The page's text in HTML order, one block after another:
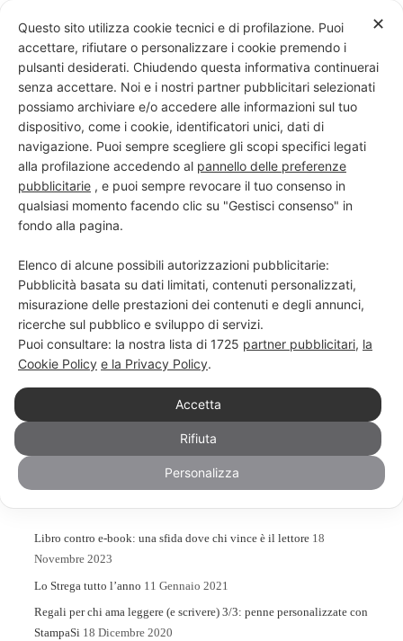
content
PROGETTO NERO SU BIANCO
Scuola di scrittura e creatività
Search
Libro contro e-book: una sfida dove chi vince è il lettore 18
Novembre 2023
Lo Strega tutto l’anno 11 Gennaio 2021
Regali per chi ama leggere (e scrivere) 3/3: penne personalizzate con
StampaSi 18 Dicembre 2020
✕
Questo sito utilizza cookie tecnici e di profilazione. Puoi
accettare, rifiutare o personalizzare i cookie premendo i
pulsanti desiderati. Chiudendo questa informativa continuerai
senza accettare. Noi e i nostri partner pubblicitari selezionati
possiamo archiviare e/o accedere alle informazioni sul tuo
dispositivo, come i cookie, identificatori unici, dati di
navigazione. Puoi sempre scegliere gli scopi specifici legati
alla profilazione accedendo al pannello delle preferenze
pubblicitarie , e puoi sempre revocare il tuo consenso in
qualsiasi momento facendo clic su "Gestisci consenso" in
fondo alla pagina.
Elenco di alcune possibili autorizzazioni pubblicitarie:
Pubblicità basata su dati limitati, contenuti personalizzati,
misurazione delle prestazioni dei contenuti e degli annunci,
ricerche sul pubblico e sviluppo di servizi.
Puoi consultare: la nostra lista di 1725 partner pubblicitari, la
Cookie Policy e la Privacy Policy.
Accetta
Rifiuta
Personalizza